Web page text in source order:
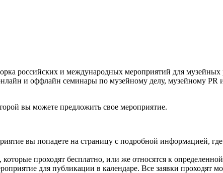
российских и международных мероприятий для музейных
и оффлайн семинары по музейному делу, музейному
вы можете предложить свое мероприятие.
вы попадете на страницу с подробной информацией,
проходят бесплатно, или же относятся к
для публикации в календаре. Все заявки проходят